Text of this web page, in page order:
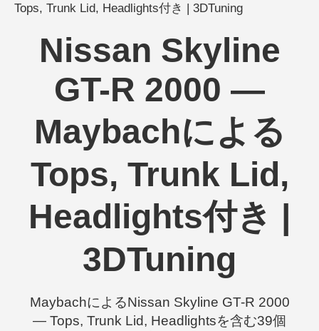
Tops, Trunk Lid, Headlights付き | 3DTuning
Nissan Skyline
GT-R 2000 —
Maybachによる
Tops, Trunk Lid,
Headlights付き |
3DTuning
MaybachによるNissan Skyline GT-R 2000
— Tops, Trunk Lid, Headlightsを含む39個